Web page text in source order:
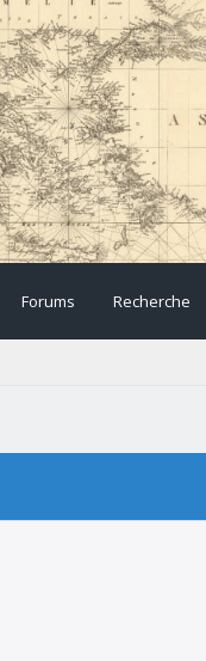
Forums Recherche